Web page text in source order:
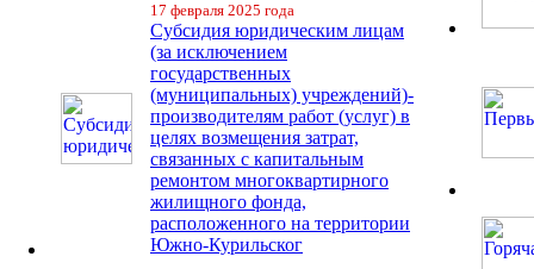
17 февраля 2025 года
Субсидия юридическим лицам
(за исключением
государственных
(муниципальных) учреждений)-
производителям работ (услуг) в
целях возмещения затрат,
связанных с капитальным
ремонтом многоквартирного
жилищного фонда,
расположенного на территории
Южно-Курильског